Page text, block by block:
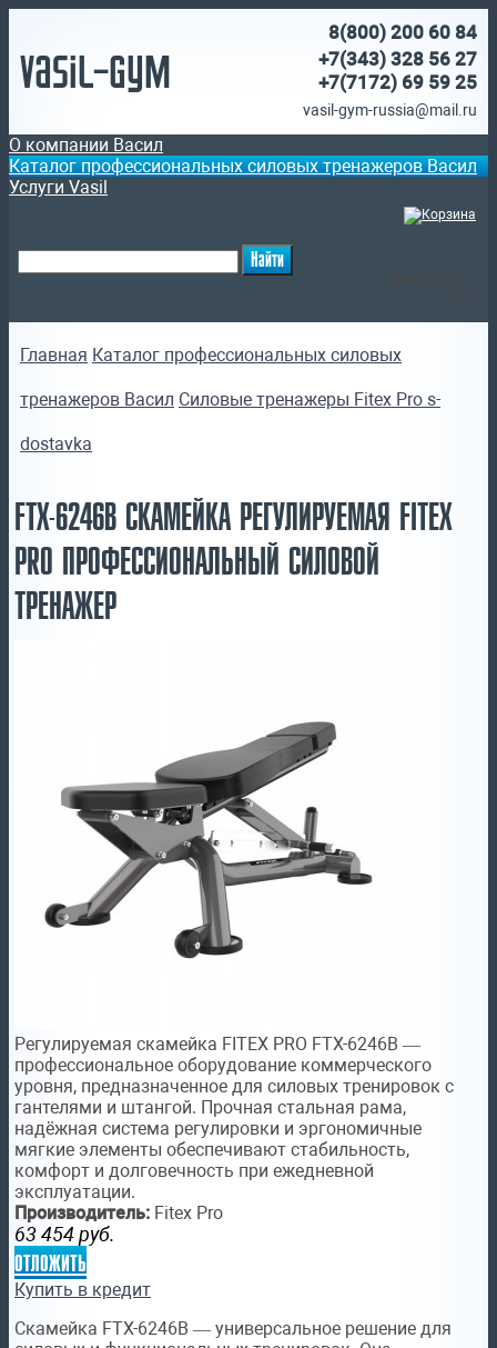
Vasil-Gym
8(800) 200 60 84
+7(343) 328 56 27
+7(7172) 69 59 25
vasil-gym-russia@mail.ru
О компании Васил
Каталог профессиональных силовых тренажеров Васил
Услуги Vasil
Главная Каталог профессиональных силовых
тренажеров Васил Силовые тренажеры Fitex Pro s-
dostavka
FTX-6246B СКАМЕЙКА РЕГУЛИРУЕМАЯ FITEX
PRO ПРОФЕССИОНАЛЬНЫЙ СИЛОВОЙ
ТРЕНАЖЕР
Регулируемая скамейка FITEX PRO FTX-6246B —
профессиональное оборудование коммерческого
уровня, предназначенное для силовых тренировок с
гантелями и штангой. Прочная стальная рама,
надёжная система регулировки и эргономичные
мягкие элементы обеспечивают стабильность,
комфорт и долговечность при ежедневной
эксплуатации.
Производитель: Fitex Pro
63 454 руб.
отложить
Купить в кредит
Скамейка FTX-6246B — универсальное решение для